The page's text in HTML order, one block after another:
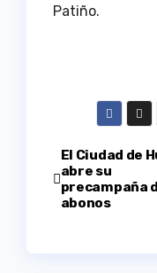
Patiño.
de
El Ciudad de
abre su
precampaña
abonos